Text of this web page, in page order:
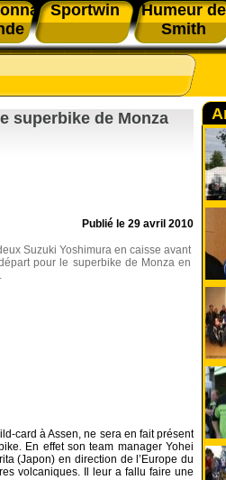
Sportwin
Humeur de
Smith
superbike de Monza
Publié le 29 avril 2010
Suzuki Yoshimura en caisse avant
pour le superbike de Monza en
card à Assen, ne sera en fait présent
En effet son team manager Yohei
(Japon) en direction de l’Europe du
volcaniques. Il leur a fallu faire une